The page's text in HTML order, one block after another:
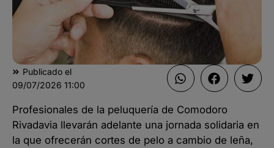
Publicado el
09/07/2026 11:00
Profesionales de la peluquería de Comodoro
Rivadavia llevarán adelante una jornada solidaria en
la que ofrecerán cortes de pelo a cambio de leña,